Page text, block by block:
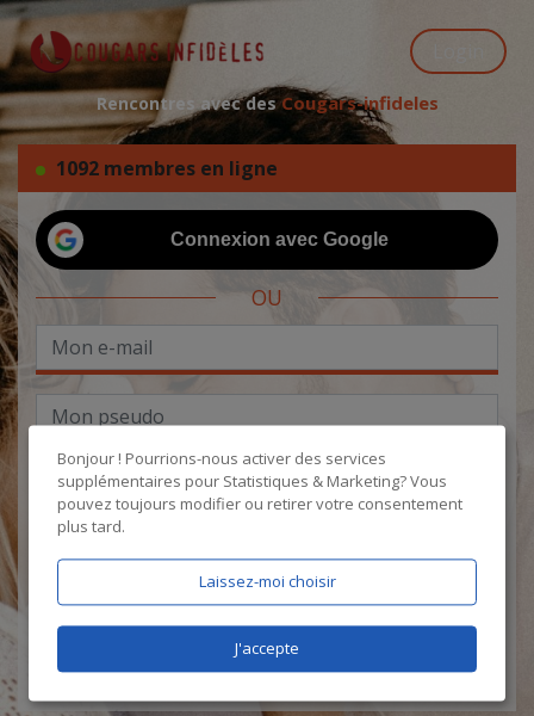
Rencontres avec desCougars-infideles
1092 membres en ligne
Connexion avec Google
OU
certifie être âgé de plus de 18 ans
Bonjour ! Pourrions-nous activer des services
supplémentaires pour Statistiques & Marketing? Vous
pouvez toujours modifier ou retirer votre consentement
plus tard.
Laissez-moi choisir
J'accepte